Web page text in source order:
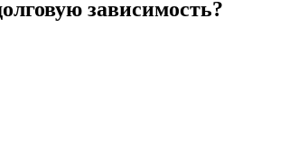
зависимость?